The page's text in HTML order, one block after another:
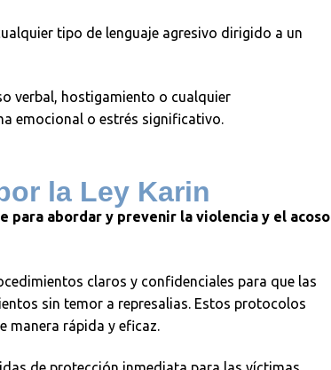
tipo de lenguaje agresivo dirigido a un
verbal, hostigamiento o cualquier
emocional o estrés significativo.
la Ley Karin
para abordar y prevenir la violencia y el acoso
claros y confidenciales para que las
sin temor a represalias. Estos protocolos
manera rápida y eficaz.